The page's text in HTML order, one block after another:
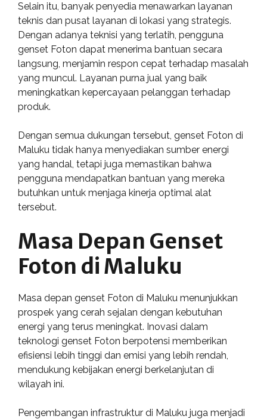
Selain itu, banyak penyedia menawarkan layanan
teknis dan pusat layanan di lokasi yang strategis.
Dengan adanya teknisi yang terlatih, pengguna
genset Foton dapat menerima bantuan secara
langsung, menjamin respon cepat terhadap masalah
yang muncul. Layanan purna jual yang baik
meningkatkan kepercayaan pelanggan terhadap
produk.
Dengan semua dukungan tersebut, genset Foton di
Maluku tidak hanya menyediakan sumber energi
yang handal, tetapi juga memastikan bahwa
pengguna mendapatkan bantuan yang mereka
butuhkan untuk menjaga kinerja optimal alat
tersebut.
Masa Depan Genset
Foton di Maluku
Masa depan genset Foton di Maluku menunjukkan
prospek yang cerah sejalan dengan kebutuhan
energi yang terus meningkat. Inovasi dalam
teknologi genset Foton berpotensi memberikan
efisiensi lebih tinggi dan emisi yang lebih rendah,
mendukung kebijakan energi berkelanjutan di
wilayah ini.
Pengembangan infrastruktur di Maluku juga menjadi